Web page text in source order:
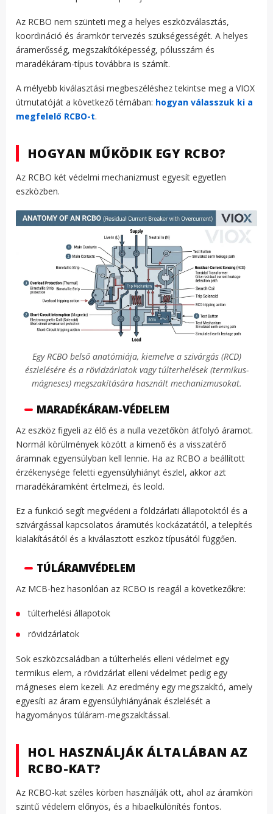
Az RCBO nem szünteti meg a helyes eszközválasztás,
koordináció és áramkör tervezés szükségességét. A helyes
áramerősség, megszakítóképesség, pólusszám és
maradékáram-típus továbbra is számít.
A mélyebb kiválasztási megbeszéléshez tekintse meg a VIOX
útmutatóját a következő témában: hogyan válasszuk ki a
megfelelő RCBO-t.
HOGYAN MŰKÖDIK EGY RCBO?
Az RCBO két védelmi mechanizmust egyesít egyetlen
eszközben.
Egy RCBO belső anatómiája, kiemelve a szivárgás (RCD)
észlelésére és a rövidzárlatok vagy túlterhelések (termikus-
mágneses) megszakítására használt mechanizmusokat.
MARADÉKÁRAM-VÉDELEM
Az eszköz figyeli az élő és a nulla vezetőkön átfolyó áramot.
Normál körülmények között a kimenő és a visszatérő
áramnak egyensúlyban kell lennie. Ha az RCBO a beállított
érzékenysége feletti egyensúlyhiányt észlel, akkor azt
maradékáramként értelmezi, és leold.
Ez a funkció segít megvédeni a földzárlati állapotoktól és a
szivárgással kapcsolatos áramütés kockázatától, a telepítés
kialakításától és a kiválasztott eszköz típusától függően.
TÚLÁRAMVÉDELEM
Az MCB-hez hasonlóan az RCBO is reagál a következőkre:
túlterhelési állapotok
rövidzárlatok
Sok eszközcsaládban a túlterhelés elleni védelmet egy
termikus elem, a rövidzárlat elleni védelmet pedig egy
mágneses elem kezeli. Az eredmény egy megszakító, amely
egyesíti az áram egyensúlyhiányának észlelését a
hagyományos túláram-megszakítással.
HOL HASZNÁLJÁK ÁLTALÁBAN AZ
RCBO-KAT?
Az RCBO-kat széles körben használják ott, ahol az áramköri
szintű védelem előnyös, és a hibaelkülönítés fontos.